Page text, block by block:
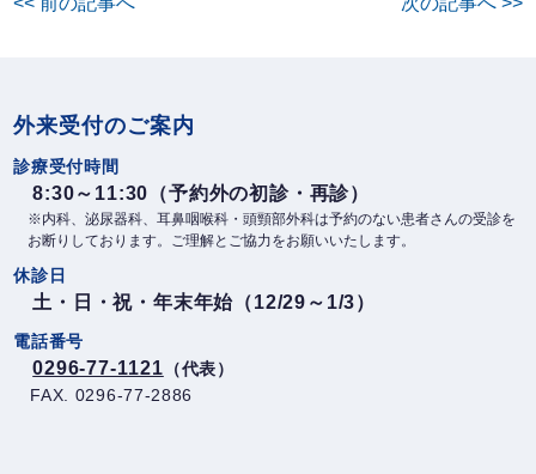
ゲ
ー
シ
ョ
ン
外来受付のご案内
診療受付時間
8:30～11:30（予約外の初診・再診）
※内科、泌尿器科、耳鼻咽喉科・頭頸部外科は予約のない患者さんの受診を
お断りしております。ご理解とご協力をお願いいたします。
休診日
土・日・祝・年末年始（12/29～1/3）
電話番号
0296-77-1121 （代表）
FAX. 0296-77-2886